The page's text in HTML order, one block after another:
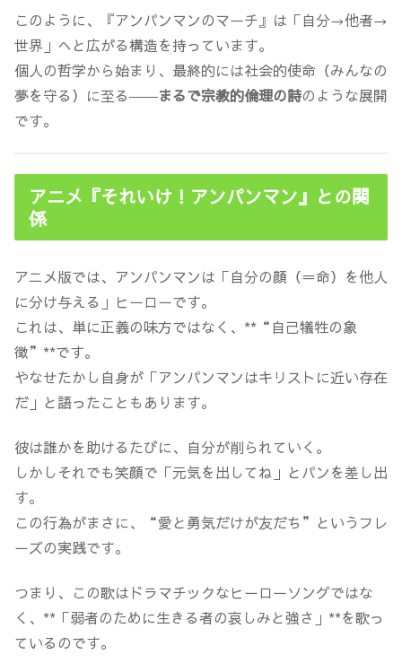
このように、『アンパンマンのマーチ』は「自分→他者→
世界」へと広がる構造を持っています。
個人の哲学から始まり、最終的には社会的使命（みんなの
夢を守る）に至る――まるで宗教的倫理の詩のような展開
です。
アニメ『それいけ！アンパンマン』との関
係
アニメ版では、アンパンマンは「自分の顔（＝命）を他人
に分け与える」ヒーローです。
これは、単に正義の味方ではなく、**“自己犠牲の象
徴”**です。
やなせたかし自身が「アンパンマンはキリストに近い存在
だ」と語ったこともあります。
彼は誰かを助けるたびに、自分が削られていく。
しかしそれでも笑顔で「元気を出してね」とパンを差し出
す。
この行為がまさに、“愛と勇気だけが友だち”というフレ
ーズの実践です。
つまり、この歌はドラマチックなヒーローソングではな
く、**「弱者のために生きる者の哀しみと強さ」**を歌っ
ているのです。